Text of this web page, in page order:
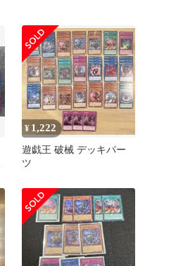
¥ 1,222
遊戯王 破械 デッキパー
ツ